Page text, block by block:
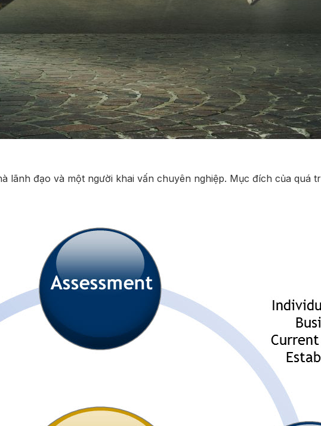
lãnh đạo và một người khai vấn chuyên nghiệp. Mục đích của quá